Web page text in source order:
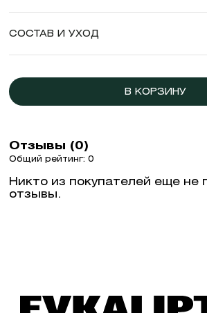
СОСТАВ И УХОД
В КОРЗИНУ
Отзывы (0)
Общий рейтинг: 0
Никто из покупателей еще не
отзывы.